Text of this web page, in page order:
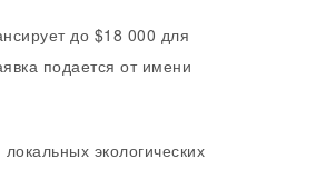
до $18 000 для
подается от имени
экологических